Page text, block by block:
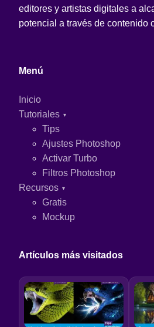
editores y artistas digitales a
potencial a través de contenido
Menú
Inicio
Tutoriales
Tips
Ajustes Photoshop
Activar Turbo
Filtros Photoshop
Recursos
Gratis
Mockup
Artículos más visitados